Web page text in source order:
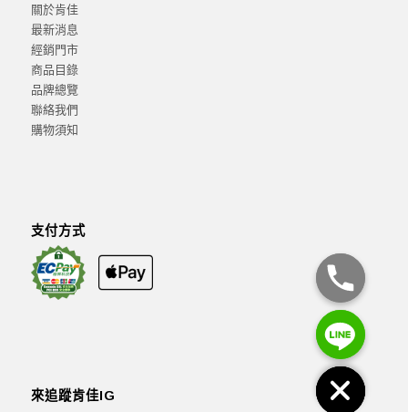
關於肯佳
最新消息
經銷門市
商品目錄
品牌總覽
聯絡我們
購物須知
支付方式
來追蹤肯佳IG